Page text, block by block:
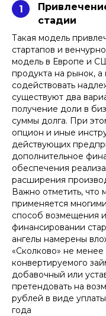
1
стадии
Такая модель
стартапов и
модель в Европе и
продукта на рынок,
содействовать
существуют два
получение доли в
суммы долга. При
опцион и иные
действующих
дополнительное
обеспечения
расширения
Важно отметить, что
применяется
способ возмещения
финансировании
ангелы намерены
«Сколково» не
конвертируемого
добавочный или
претендовать на
рублей в виде
года
Юристы компании
партнеры защитили
через конвертируемый
удалось обеспечить
процентами
Благодарим
и партнеры за
юридическое
получить нужные
соблюдая баланс
Специалисты Афонин,
партнеры помогли нам
за 5 дней, а договор не
со стороны ФНС –
высокую скорость